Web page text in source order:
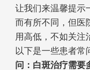
让我们来温馨提示
而有所不同，但医
用高低，不如关注
以下是一些患者常
问：白斑治疗需要